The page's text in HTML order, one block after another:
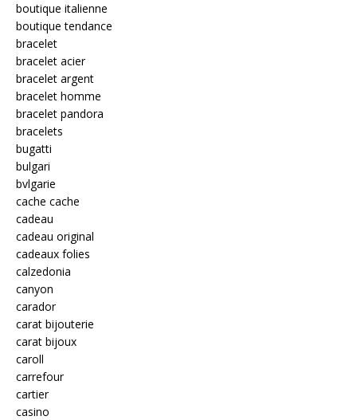
boutique italienne
boutique tendance
bracelet
bracelet acier
bracelet argent
bracelet homme
bracelet pandora
bracelets
bugatti
bulgari
bvlgarie
cache cache
cadeau
cadeau original
cadeaux folies
calzedonia
canyon
carador
carat bijouterie
carat bijoux
caroll
carrefour
cartier
casino